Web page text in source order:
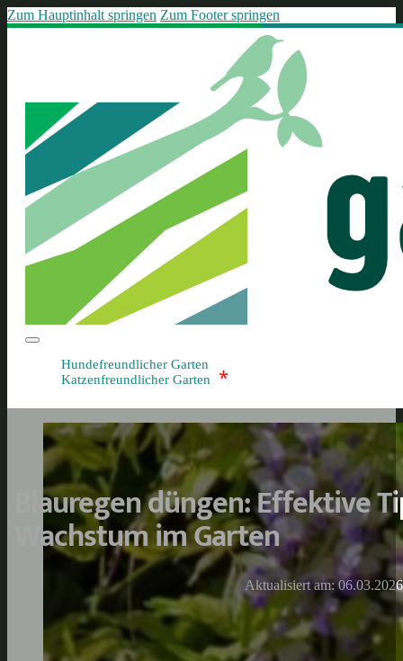
Zum Hauptinhalt springen Zum Footer springen
Hundefreundlicher Garten
Katzenfreundlicher Garten
*
Blauregen düngen: Effektive
Wachstum im Garten
Aktualisiert am: 06.03.2026